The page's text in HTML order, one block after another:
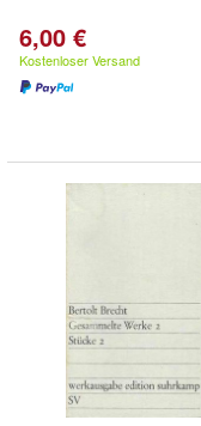
6,00 €
Kostenloser Versand